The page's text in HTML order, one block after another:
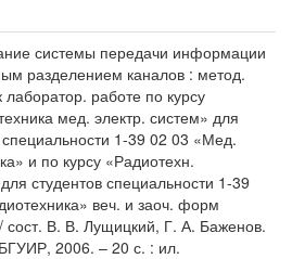
системы передачи информации
разделением каналов : метод.
лаборатор. работе по курсу
мед. электр. систем» для
специальности 1-39 02 03 «Мед.
и по курсу «Радиотехн.
студентов специальности 1-39
веч. и заоч. форм
сост. В. В. Лущицкий, Г. А. Баженов.
2006. – 20 с. : ил.